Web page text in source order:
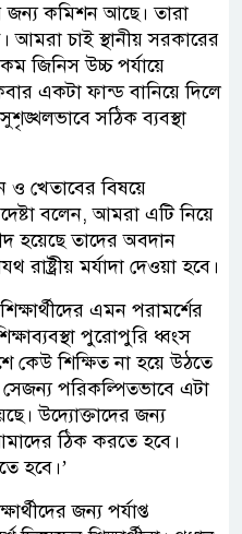
জন্য কমিশন আছে। তারা
চাই স্থানীয় সরকারের
জিনিস উচ্চ পর্যায়ে
একটা ফান্ড বানিয়ে দিলে
সঠিক ব্যবস্থা
ও খেতাবের বিষয়ে
বলেন, আমরা এটি নিয়ে
হয়েছে তাদের অবদান
মর্যাদা দেওয়া হবে।
এমন পরামর্শের
পুরোপুরি ধ্বংস
কেউ শিক্ষিত না হয়ে উঠতে
পরিকল্পিতভাবে এটা
উদ্যোক্তাদের জন্য
ঠিক করতে হবে।
হবে।’
জন্য পর্যাপ্ত